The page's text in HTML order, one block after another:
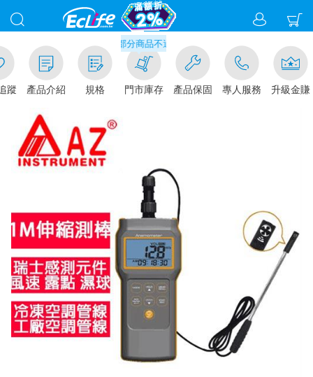
蹤 產品介紹 規格
滿千元門市取貨現折1%(部分商品不適用)-請點我看
門市庫存 產品保固 專人服務 升級金賺